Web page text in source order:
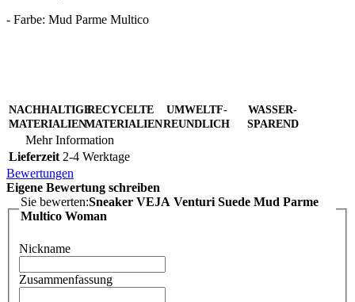
- Farbe: Mud Parme Multico
NACHHALTIGE
MATERIALIEN
RECYCELTE
MATERIALIEN
UMWELTF-
REUNDLICH
WASSER-
SPAREND
Mehr Information
Lieferzeit 2-4 Werktage
Bewertungen
Eigene Bewertung schreiben
Sie bewerten:Sneaker VEJA Venturi Suede Mud Parme
Multico Woman
Nickname
Zusammenfassung